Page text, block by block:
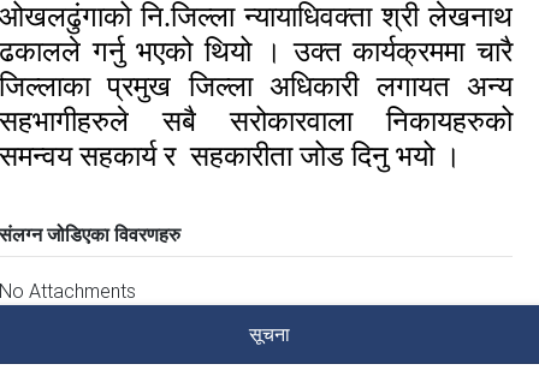
ओखलढुंगाको नि.जिल्ला न्यायाधिवक्ता श्री लेखनाथ
ढकालले गर्नु भएको थियो । उक्त कार्यक्रममा चारै
जिल्लाका प्रमुख जिल्ला अधिकारी लगायत अन्य
सहभागीहरुले सबै सरोकारवाला निकायहरुको
समन्वय सहकार्य र सहकारीता जोड दिनु भयो ।
संलग्न जोडिएका विवरणहरु
No Attachments
सूचना